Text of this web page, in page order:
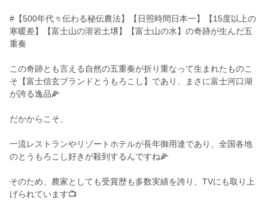
#【500年代々伝わる秘伝農法】【日照時間日本一】【15度以上の
寒暖差】【富士山の溶岩土壌】【富士山の水】の奇跡が生んだ五
重奏
この奇跡とも言える自然の五重奏が折り重なって生まれたものこ
そ【富士信玄ブランドとうもろこし】であり、まさに富士河口湖
が誇る逸品🌽
だかからこそ、
一流レストランやリゾートホテルが長年御用達であり、全国各地
のとうもろこし好きが殺到するんですね🌽
そのため、農家としても受賞歴も多数実績を誇り、TVにも取り上
げられています📺